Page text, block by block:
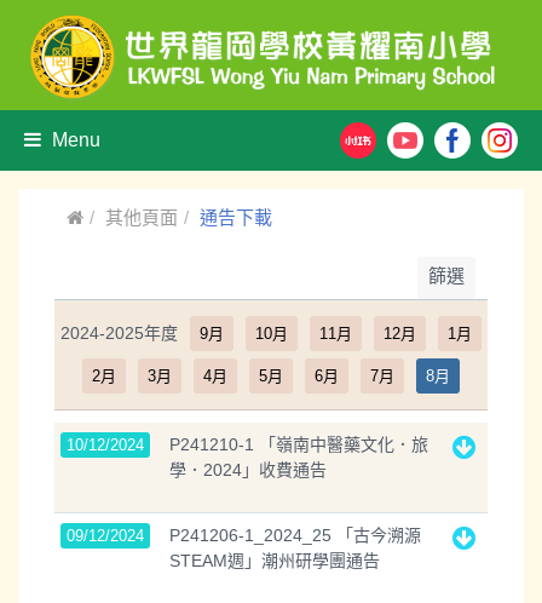
Menu
其他頁面 通告下載
篩選
2024-2025年度 9月 10月 11月 12月 1月
2月 3月 4月 5月 6月 7月 8月
10/12/2024
P241210-1 「嶺南中醫藥文化．旅
學．2024」收費通告
09/12/2024
P241206-1_2024_25 「古今溯源
STEAM週」潮州研學團通告